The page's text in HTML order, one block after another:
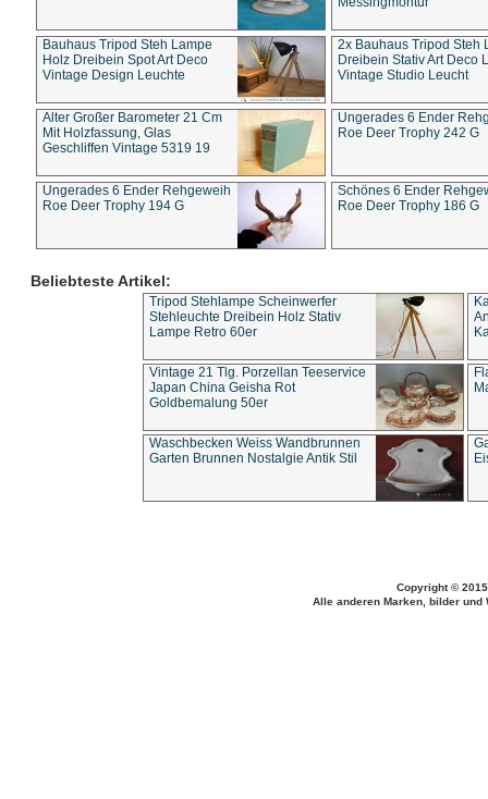
Bauhaus Tripod Steh Lampe
Holz Dreibein Spot Art Deco
Vintage Design Leuchte
2x Bauhaus Tripod Steh
Dreibein Stativ Art Deco
Vintage Studio Leucht
Alter Großer Barometer 21 Cm
Mit Holzfassung, Glas
Geschliffen Vintage 5319 19
Ungerades 6 Ender
Roe Deer Trophy 242 G
Ungerades 6 Ender Rehgeweih
Roe Deer Trophy 194 G
Schönes 6 Ender
Roe Deer Trophy 186 G
Beliebteste Artikel:
Tripod Stehlampe Scheinwerfer
Stehleuchte Dreibein Holz Stativ
Lampe Retro 60er
Vintage 21 Tlg. Porzellan Teeservice
Japan China Geisha Rot
Goldbemalung 50er
Waschbecken Weiss Wandbrunnen
Garten Brunnen Nostalgie Antik Stil
Copyright ©
Alle anderen Marken, bilder und